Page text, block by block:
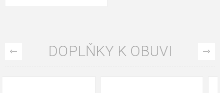
DOPLŇKY K OBUVI